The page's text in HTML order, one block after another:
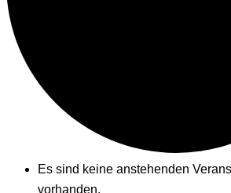
Es sind keine anstehenden
vorhanden.